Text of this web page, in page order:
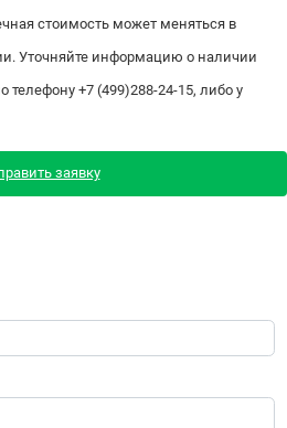
стоимость может меняться в
Уточняйте информацию о наличии
+7 (499)288-24-15, либо у
заявку